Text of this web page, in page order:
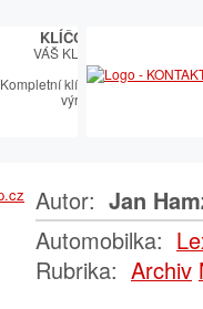
KLÍČOVÉ CENTRUM
VÁŠ KLÍČOVÝ PARTNER
Kompletní klíčařský sortiment
výroby autoklíčů
Autor: Jan
Automobilka:
Rubrika: Archiv